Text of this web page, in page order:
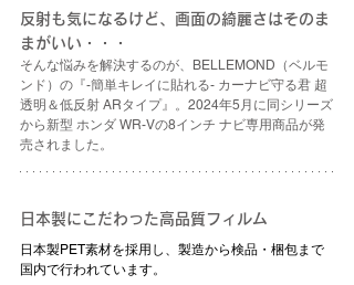
反射も気になるけど、画面の綺麗さはそのま
まがいい・・・
そんな悩みを解決するのが、BELLEMOND（ベルモ
ンド）の『-簡単キレイに貼れる- カーナビ守る君 超
透明＆低反射 ARタイプ』。2024年5月に同シリーズ
から新型 ホンダ WR-Vの8インチ ナビ専用商品が発
売されました。
日本製にこだわった高品質フィルム
日本製PET素材を採用し、製造から検品・梱包まで
国内で行われています。